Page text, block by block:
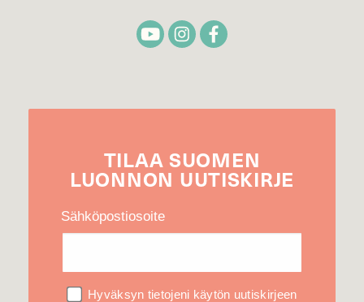
TILAA SUOMEN
LUONNON UUTIS­KIRJE
Sähköpostiosoite
Hyväksyn tietojeni käytön uutiskirjeen